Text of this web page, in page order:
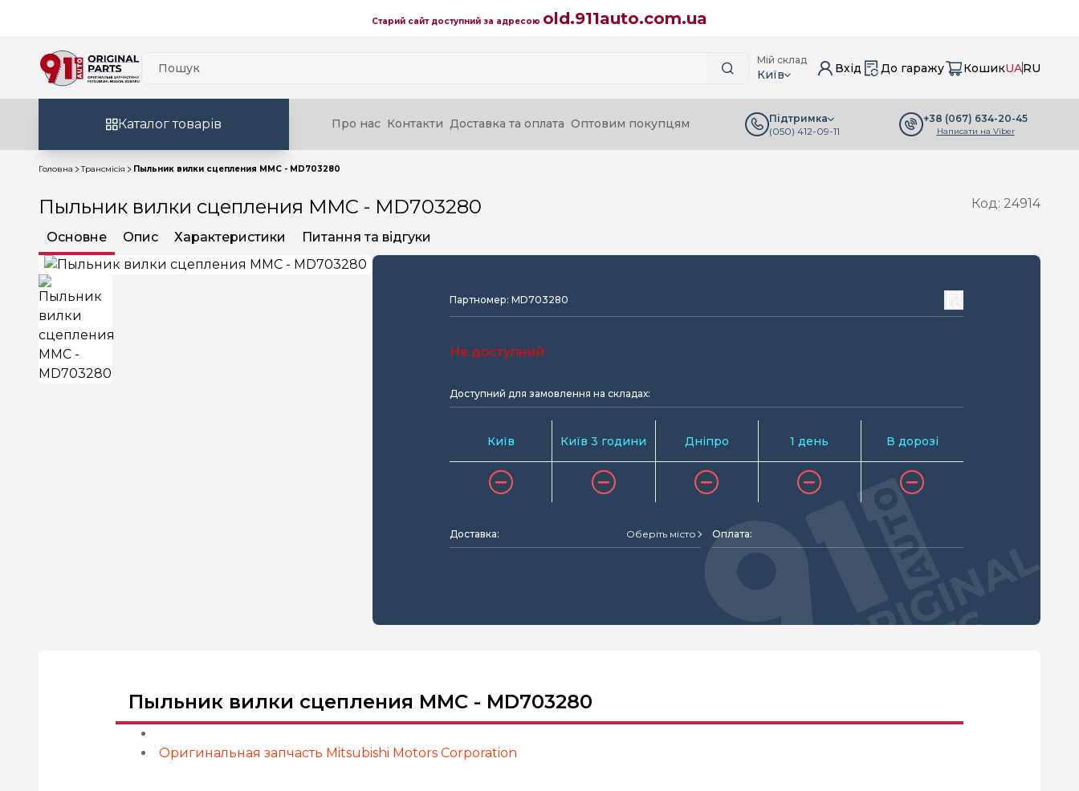
Старий сайт доступний за адресою old.911auto.com.ua
Мій склад
Київ Вхід До гаражу КошикUARU
Каталог товарів Про нас Контакти Доставка та оплата Оптовим покупцям
Підтримка
(050) 412-09-11
+38 (067) 634-20-45
Написати на Viber
Головна Трансмісія Пыльник вилки сцепления MMC - MD703280
Пыльник вилки сцепления MMC - MD703280 Код: 24914
Основне Опис Характеристики Питання та відгуки
Партномер: MD703280
Не доступний
Доступний для замовлення на складах:
Київ Київ 3 години Дніпро 1 день В дорозі
Доставка: Оберіть місто Оплата:
Пыльник вилки сцепления MMC - MD703280
Оригинальная запчасть Mitsubishi Motors Corporation